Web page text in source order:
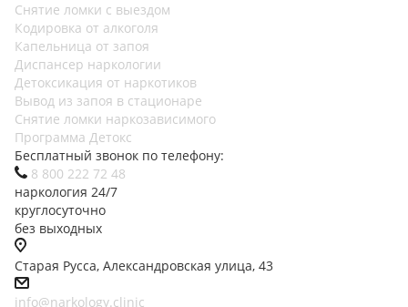
Снятие ломки с выездом
Кодировка от алкоголя
Капельница от запоя
Диспансер наркологии
Детоксикация от наркотиков
Вывод из запоя в стационаре
Снятие ломки наркозависимого
Программа Детокс
Бесплатный звонок по телефону:
8 800 222 72 48
наркология 24/7
круглосуточно
без выходных
Старая Русса, Александровская улица, 43
info@narkology.clinic